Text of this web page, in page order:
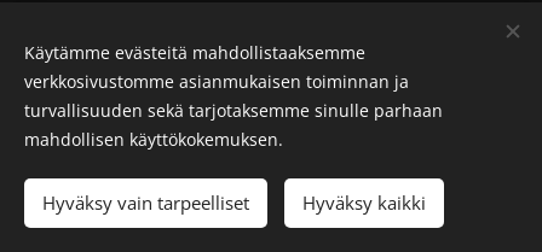
Outdoor Expert Saariselkä
Evästeet
Suomi
English
Käytämme evästeitä mahdollistaaksemme
verkkosivustomme asianmukaisen toiminnan ja
turvallisuuden sekä tarjotaksemme sinulle parhaan
mahdollisen käyttökokemuksen.
Hyväksy vain tarpeelliset Hyväksy kaikki